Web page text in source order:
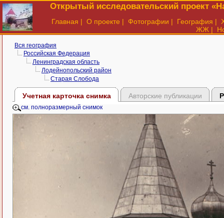
Открытый исследовательский проект
Главная | О проекте | Фотографии | География |
ЖЖ |
Вся география
Российская Федерация
Ленинградская область
Лодейнопольский район
Старая Слобода
Учетная карточка снимка Авторские публикации
см. полноразмерный снимок